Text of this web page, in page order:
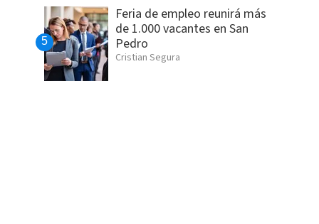
Feria de empleo reunirá más
de 1.000 vacantes en San
Pedro
Cristian Segura